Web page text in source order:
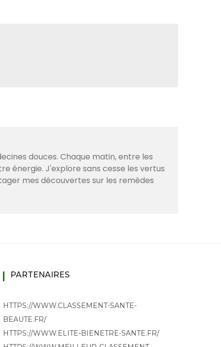
douces. Chaque matin, entre les
énergie. J'explore sans cesse les vertus
mes découvertes sur les remèdes
PARTENAIRES
HTTPS://WWW.CLASSEMENT-SANTE-
BEAUTE.FR/
HTTPS://WWW.ELITE-BIENETRE-SANTE.FR/